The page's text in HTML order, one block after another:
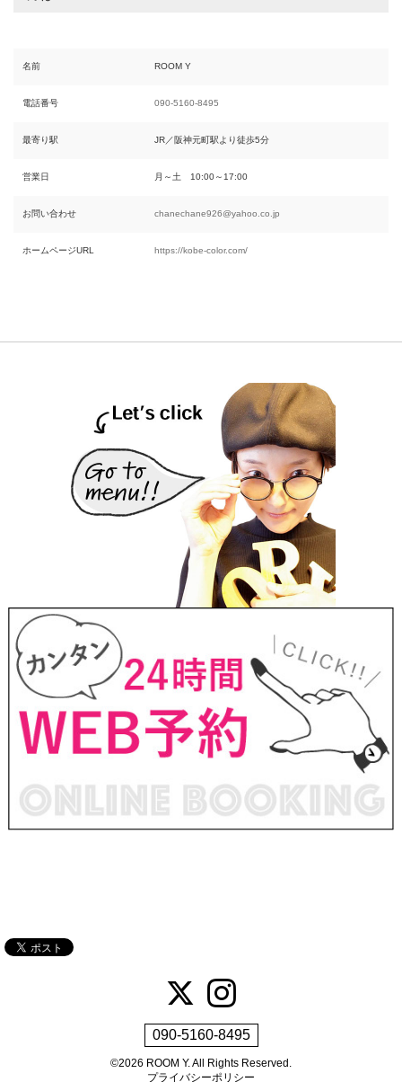
名前 ROOM Y
電話番号 090-5160-8495
最寄り駅 JR／阪神元町駅より徒歩5分
営業日 月～土 10:00～17:00
お問い合わせ chanechane926@yahoo.co.jp
ホームページURL https://kobe-color.com/
090-5160-8495
©2026 ROOM Y. All Rights Reserved.
プライバシーポリシー